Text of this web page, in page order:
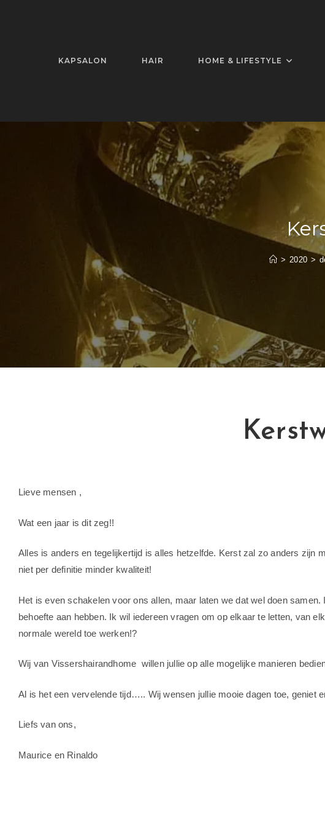
KAPSALON HAIR HOME & LIFESTYLE
> 2020 >
Lieve mensen ,
Wat een jaar is dit zeg!!
Alles is anders en tegelijkertijd is alles hetzelfde. Kerst zal zo anders zijn
niet per definitie minder kwaliteit!
Het is even schakelen voor ons allen, maar laten we dat wel doen samen.
behoefte aan hebben. Ik wil iedereen vragen om op elkaar te letten, van
normale wereld toe werken!?
Wij van Vissershairandhome willen jullie op alle mogelijke manieren
Al is het een vervelende tijd….. Wij wensen jullie mooie dagen toe,
Liefs van ons,
Maurice en Rinaldo